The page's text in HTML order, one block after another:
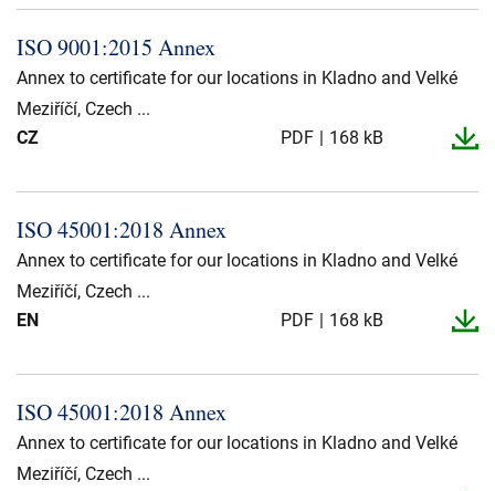
ISO 9001:2015 Annex
Annex to certificate for our locations in Kladno and Velké
Meziříčí, Czech ...
CZ
PDF 168 kB
ISO 45001:2018 Annex
Annex to certificate for our locations in Kladno and Velké
Meziříčí, Czech ...
EN
PDF 168 kB
ISO 45001:2018 Annex
Annex to certificate for our locations in Kladno and Velké
Meziříčí, Czech ...